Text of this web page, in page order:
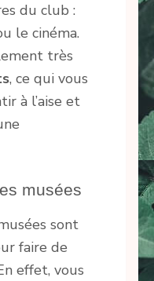
du club :
le cinéma.
très
, ce qui vous
à l’aise et
musées
sont
faire de
effet, vous